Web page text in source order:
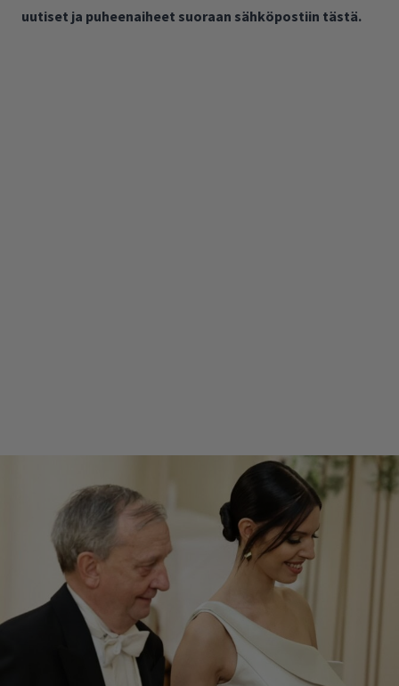
uutiset ja puheenaiheet suoraan sähköpostiin tästä.